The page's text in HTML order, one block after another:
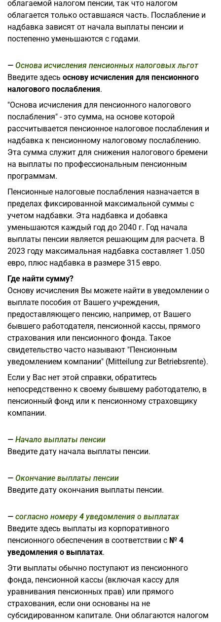
облагаемой налогом пенсии, так что налогом
облагается только оставшаяся часть. Послабление и
надбавка зависят от начала выплаты пенсии и
постепенно уменьшаются с годами.
Основа исчисления пенсионных налоговых льгот
Введите здесь основу исчисления для пенсионного
налогового послабления.
"Основа исчисления для пенсионного налогового
послабления" - это сумма, на основе которой
рассчитывается пенсионное налоговое послабления и
надбавка к пенсионному налоговому послаблению.
Эта сумма служит для снижения налогового бремени
на выплаты по профессиональным пенсионным
программам.
Пенсионные налоговые послабления назначается в
пределах фиксированной максимальной суммы с
учетом надбавки. Эта надбавка и добавка
уменьшаются каждый год до 2040 г. Год начала
выплаты пенсии является решающим для расчета. В
2023 году максимальная надбавка составляет 1.050
евро, плюс надбавка в размере 315 евро.
Где найти сумму?
Основу исчисления Вы можете найти в уведомлении о
выплате пособия от Вашего учреждения,
предоставляющего пенсию, например, от Вашего
бывшего работодателя, пенсионной кассы, прямого
страхования или пенсионного фонда. Такое
свидетельство часто называют "Пенсионным
уведомлением компании" (Mitteilung zur Betriebsrente).
Если у Вас нет этой справки, обратитесь
непосредственно к своему бывшему работодателю, в
пенсионный фонд или к пенсионному страховщику
компании.
Начало выплаты пенсии
Введите дату начала выплаты пенсии.
Окончание выплаты пенсии
Введите дату окончания выплаты пенсии.
согласно номеру 4 уведомления о выплатах
Введите здесь выплаты из корпоративного
пенсионного обеспечения в соответствии с № 4
уведомления о выплатах.
Эти выплаты обычно поступают из пенсионного
фонда, пенсионной кассы (включая кассу для
уравнивания пенсионных прав) или прямого
страхования, если они основаны на не
субсидированном капитале. Они облагаются налогом